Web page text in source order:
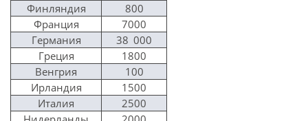
Финляндия
800
Франция
7000
Германия
38 000
Греция
1800
Венгрия
100
Ирландия
1500
Италия
2500